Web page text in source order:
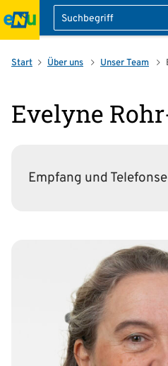
Suche
überspringen
Start Über uns Unser Team
Evelyne
Empfang und